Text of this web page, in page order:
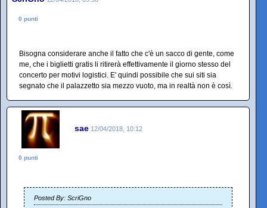
0 punti
Bisogna considerare anche il fatto che c'è un sacco di gente, come
me, che i biglietti gratis li ritirerà effettivamente il giorno stesso del
concerto per motivi logistici. E' quindi possibile che sui siti sia
segnato che il palazzetto sia mezzo vuoto, ma in realtà non è così.
sae 12/04/2018, 10:12
0 punti
Posted By: ScriGno